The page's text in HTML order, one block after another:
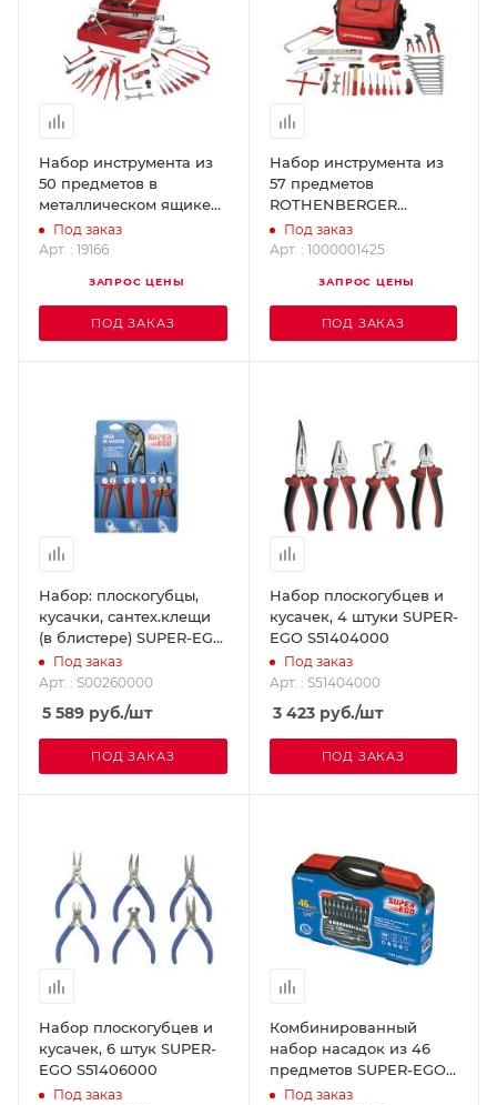
Набор инструмента из
50 предметов в
металлическом ящике
ROTHENBERGER 19166
Под заказ
Арт. : 19166
ЗАПРОС ЦЕНЫ
ПОД ЗАКАЗ
Набор инструмента из
57 предметов
ROTHENBERGER
1000001425
Под заказ
Арт. : 1000001425
ЗАПРОС ЦЕНЫ
ПОД ЗАКАЗ
Набор: плоскогубцы,
кусачки, сантех.клещи
(в блистере) SUPER-EGO
S00260000
Под заказ
Арт. : S00260000
5 589 руб./шт
ПОД ЗАКАЗ
Набор плоскогубцев и
кусачек, 4 штуки SUPER-
EGO S51404000
Под заказ
Арт. : S51404000
3 423руб./шт
ПОД ЗАКАЗ
Набор плоскогубцев и
кусачек, 6 штук SUPER-
EGO S51406000
Под заказ
Комбинированный
набор насадок из 46
предметов SUPER-EGO
SEH000700
Под заказ